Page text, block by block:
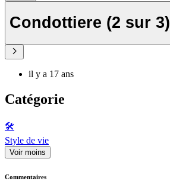
Condottiere (2 sur 3)
il y a 17 ans
Catégorie
🛠️
Style de vie
Voir moins
Commentaires